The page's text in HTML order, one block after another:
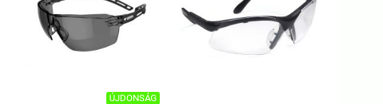
ÚJDONSÁG